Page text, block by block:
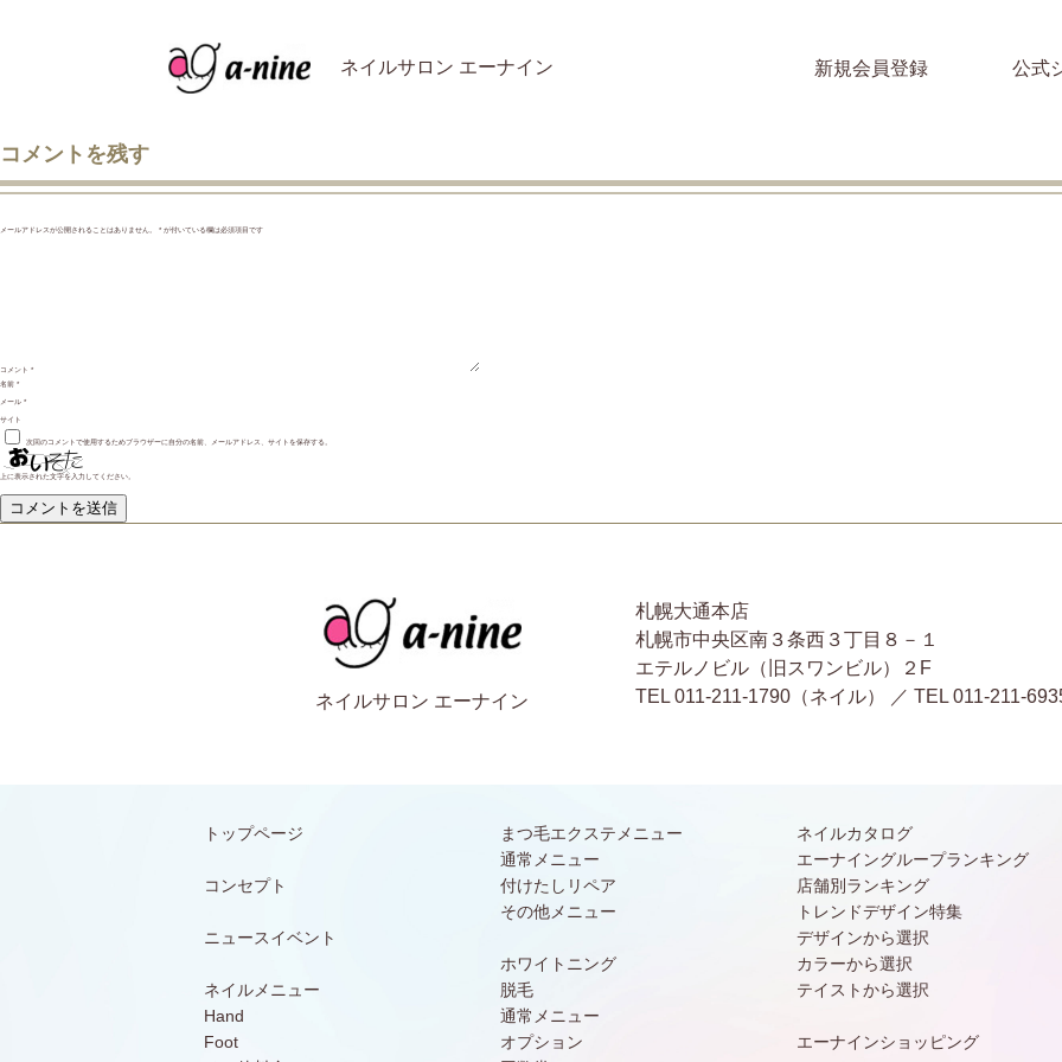
ネイルサロン エーナイン 新規会員登録 公式
コメントを残す
メールアドレスが公開されることはありません。 * が付いている欄は必須項目です
コメント *
名前 *
メール *
サイト
次回のコメントで使用するためブラウザーに自分の名前、メールアドレス、サイトを保存する。
上に表示された文字を入力してください。
ネイルサロン エーナイン
札幌大通本店
札幌市中央区南３条西３丁目８－１
エテルノビル（旧スワンビル）２F
TEL 011-211-1790（ネイル） ／ TEL 011-211-
トップページ
コンセプト
ニュースイベント
ネイルメニュー
Hand
Foot
まつ毛エクステメニュー
通常メニュー
付けたしリペア
その他メニュー
ホワイトニング
脱毛
通常メニュー
オプション
ネイルカタログ
エーナイングループランキング
店舗別ランキング
トレンドデザイン特集
デザインから選択
カラーから選択
テイストから選択
エーナインショッピング